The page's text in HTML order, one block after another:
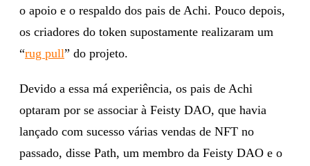
o apoio e o respaldo dos pais de Achi. Pouco depois,
os criadores do token supostamente realizaram um
“rug pull” do projeto.
Devido a essa má experiência, os pais de Achi
optaram por se associar à Feisty DAO, que havia
lançado com sucesso várias vendas de NFT no
passado, disse Path, um membro da Feisty DAO e o